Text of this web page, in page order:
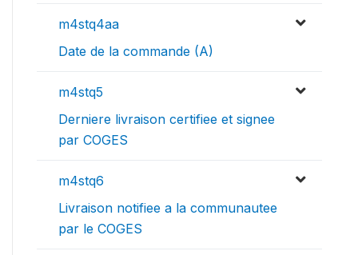
m4stq4aa
Date de la commande (A)
m4stq5
Derniere livraison certifiee et signee
par COGES
m4stq6
Livraison notifiee a la communautee
par le COGES